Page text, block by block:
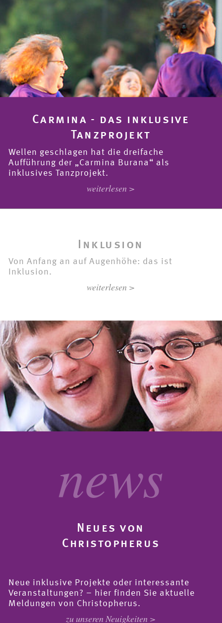
Carmina - das inklusive
Tanzprojekt
Wellen geschlagen hat die dreifache
Aufführung der „Carmina Burana“ als
inklusives Tanzprojekt.
weiterlesen >
Inklusion
Von Anfang an auf Augenhöhe: das ist
Inklusion.
weiterlesen >
news
Neues von
Christopherus
Neue inklusive Projekte oder interessante
Veranstaltungen? – hier finden Sie aktuelle
Meldungen von Christopherus.
zu unseren Neuigkeiten >